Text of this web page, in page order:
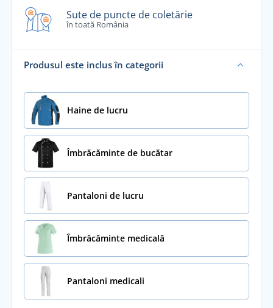
Sute de puncte de coletărie
în toată România
Produsul este inclus în categorii
Haine de lucru
Îmbrăcăminte de bucătar
Pantaloni de lucru
Îmbrăcăminte medicală
Pantaloni medicali